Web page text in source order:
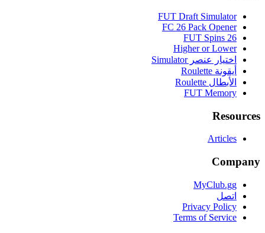
FUT Draft Simulator
FC 26 Pack Opener
FUT Spins 26
Higher or Lower
اختيار عنصر Simulator
أيقونة Roulette
الأبطال Roulette
FUT Memory
Resources
Articles
Company
MyClub.gg
اتصل
Privacy Policy
Terms of Service